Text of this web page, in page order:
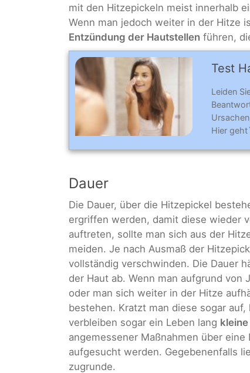
mit den Hitzepickeln meist innerhalb
Wenn man jedoch weiter in der Hitze
Entzündung der Hautstellen führen,
Test
Leiden
Hier
Dauer
Die Dauer, über die Hitzepickel
ergriffen werden, damit diese wieder
auftreten, sollte man sich aus der
meiden. Je nach Ausmaß der
vollständig verschwinden. Die Dauer
der Haut ab. Wenn man aufgrund
oder man sich weiter in der Hitze
bestehen. Kratzt man diese sogar
verbleiben sogar ein Leben lang
angemessener Maßnahmen über
aufgesucht werden. Gegebenenfalls
zugrunde.